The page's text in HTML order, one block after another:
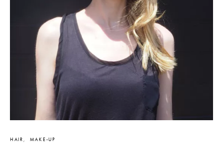
HAIR MAKE-UP